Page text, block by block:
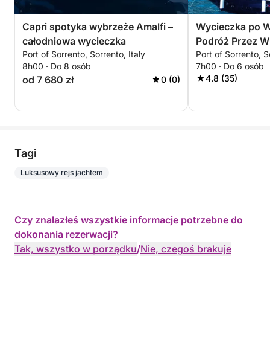
Capri spotyka wybrzeże Amalfi –
całodniowa wycieczka
Port of Sorrento, Sorrento, Italy
8h00 · Do 8 osób
od 7 680 zł 0 (0)
Wycieczka po
Podróż Przez
Port of Sorrento,
7h00 · Do 6 osób
4.8 (35)
Tagi
Luksusowy rejs jachtem
Czy znalazłeś wszystkie informacje potrzebne do
dokonania rezerwacji?
Tak, wszystko w porządku/Nie, czegoś brakuje